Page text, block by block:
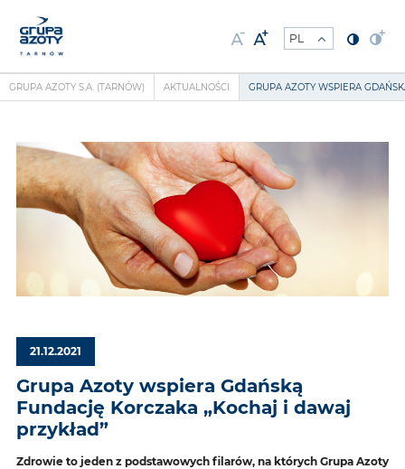
GRUPA AZOTY S.A. (TARNÓW) AKTUALNOŚCI GRUPA AZOTY WSPIERA
21.12.2021
Grupa Azoty wspiera Gdańską
Fundację Korczaka „Kochaj i dawaj
przykład”
Zdrowie to jeden z podstawowych filarów, na których Grupa Azoty